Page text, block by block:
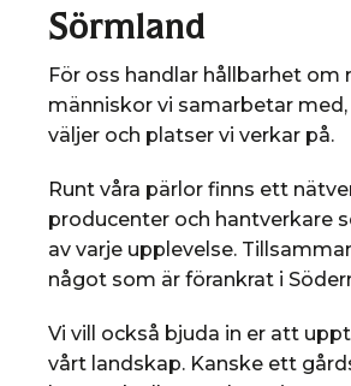
Sörmland
För oss handlar hållbarhet om
människor vi samarbetar med,
väljer och platser vi verkar på.
Runt våra pärlor finns ett
producenter och hantverkare
av varje upplevelse.
något som är förankrat i
Vi vill också bjuda in er att
vårt landskap. Kanske ett